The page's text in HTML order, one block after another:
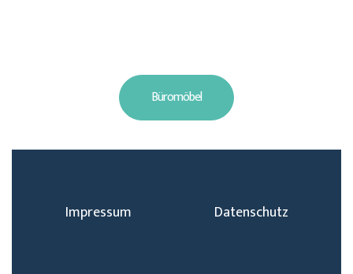
Büromöbel
Impressum Datenschutz